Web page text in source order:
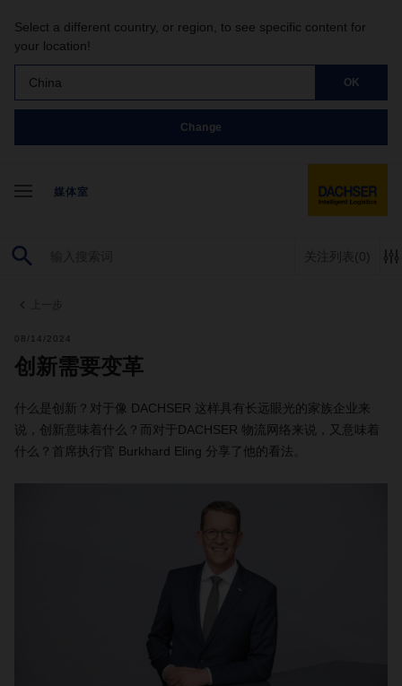
Select a different country, or region, to see specific content for
your location!
China OK
Change
媒体室
关注列表 (0)
08/14/2024
创新需要变革
什么是创新？对于像 DACHSER 这样具有长远眼光的家族企业来
说，创新意味着什么？而对于DACHSER 物流网络来说，又意味着
什么？首席执行官 Burkhard Eling 分享了他的看法。